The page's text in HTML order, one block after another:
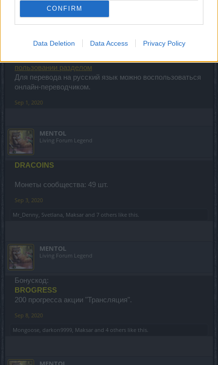
CONFIRM
Data Deletion Data Access Privacy Policy
what do we do with the golden truncheon.
those who did not have a bug, the piñata now open another
Здесь русскоязычный раздел и писать следует на
пользовании разделом
Для перевода на русский язык можно воспользоваться
онлайн-переводчиком.
Sep 1, 2020
MENTOL
Living Forum Legend
DRACOINS
Монеты сообщества: 49 шт.
Sep 3, 2020
Mr_Denny, Svetlana, Maksar and 7 others like this.
MENTOL
Living Forum Legend
Бонускод:
BROGRESS
200 прогресса акции "Трансляция".
Sep 8, 2020
Mongoose, darkon9999, Maksar and 4 others like this.